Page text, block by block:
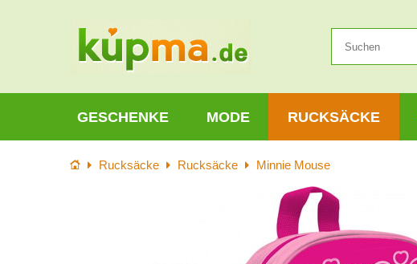
GESCHENKE MODE RUCKSÄCKE
StartseiteRucksäcke Rucksäcke Minnie Mouse